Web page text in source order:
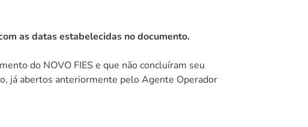
as datas estabelecidas no documento.
do NOVO FIES e que não concluíram seu
já abertos anteriormente pelo Agente Operador